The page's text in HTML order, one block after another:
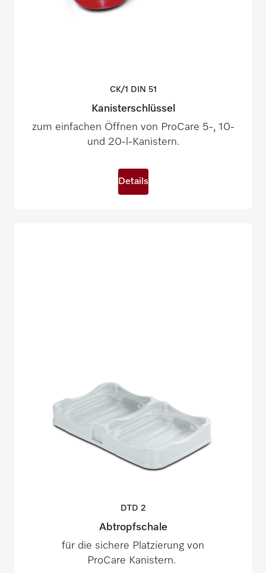
CK/1 DIN 51
Kanisterschlüssel
zum einfachen Öffnen von ProCare 5-, 10-
und 20-l-Kanistern.
Details
DTD 2
Abtropfschale
für die sichere Platzierung von
ProCare Kanistern.